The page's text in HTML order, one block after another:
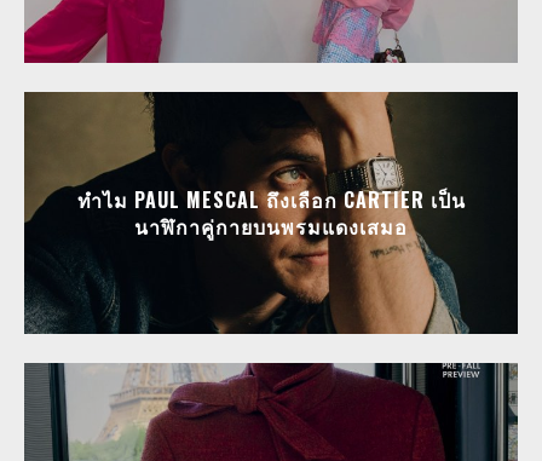
ทำไม PAUL MESCAL ถึงเลือก CARTIER เป็น
นาฬิกาคู่กายบนพรมแดงเสมอ